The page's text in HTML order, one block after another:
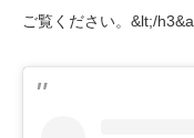
ご覧ください。&lt;/h3&a